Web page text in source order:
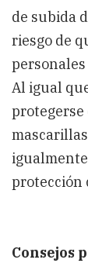
de subida
riesgo de
Al igual
protegerse
protección
Consejos